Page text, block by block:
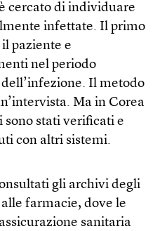
cercato di individuare
infettate. Il primo
paziente e
nel periodo
Il metodo
Ma in Corea
sono stati verificati e
con altri sistemi.
gli archivi degli
farmacie, dove le
sanitaria